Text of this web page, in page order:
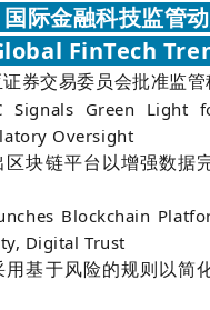
国际金融科技监管
FinTech
券交易委员会批准监管
Signals Green Light
Oversight
区块链平台以增强数据
Blockchain
Digital Trust
用基于风险的规则以简